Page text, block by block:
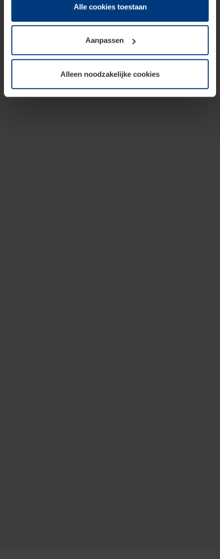
Juridisch hebben wij het recht om cookies op uw
van deze pagina's absoluut vereist is. Voor alle andere
soorten cookies is uw toestemming benodigd. Uw
toestemming kunt u op elk moment bij de uitleg van de
wijzigen of herroepen.
Alle cookies toestaan
Aanpassen
Alleen noodzakelijke cookies